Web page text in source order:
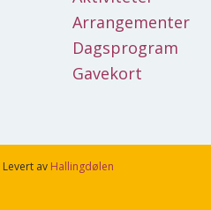
Arrangementer
Dagsprogram
Gavekort
Levert av Hallingdølen